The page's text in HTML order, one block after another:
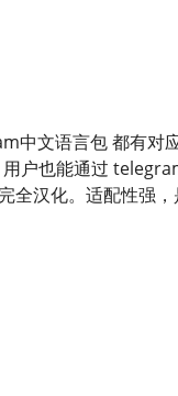
中文语言包 都有
户也能通过
全汉化。适配性强